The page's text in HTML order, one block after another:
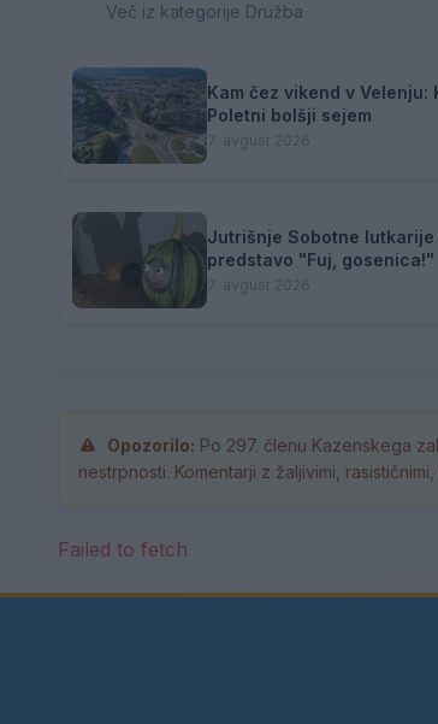
Več iz kategorije Družba
Kam čez vikend v Velenju:
Poletni bolšji sejem
7. avgust 2026
Jutrišnje Sobotne
predstavo "Fuj, gosenica!"
7. avgust 2026
Opozorilo: Po 297. členu Kazenskega
nestrpnosti. Komentarji z žaljivimi,
Failed to fetch